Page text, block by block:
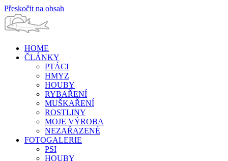
Přeskočit na obsah
HOME
ČLÁNKY
PTÁCI
HMYZ
HOUBY
RYBAŘENÍ
MUŠKAŘENÍ
ROSTLINY
MOJE VÝROBA
NEZAŘAZENÉ
FOTOGALERIE
PSI
HOUBY